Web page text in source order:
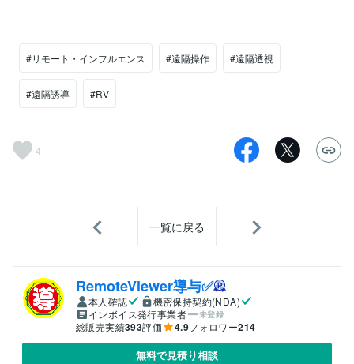
#リモート・インフルエンス #遠隔操作 #遠隔透視
#遠隔誘導 #RV
4
一覧に戻る
RemoteViewer導与✅
本人確認
機密保持契約(NDA)
インボイス発行事業者
未登録
総販売実績393評価 4.9フォロワー214
無料で見積り相談